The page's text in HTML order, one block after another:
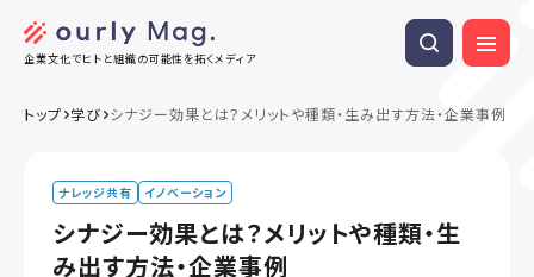
企業文化でヒトと組織の可能性を拓くメディア
トップ 学び シナジー効果とは？メリットや種類・生み出す方法・企業事例
ナレッジ共有 イノベーション
シナジー効果とは？メリットや種類・生
み出す方法・企業事例